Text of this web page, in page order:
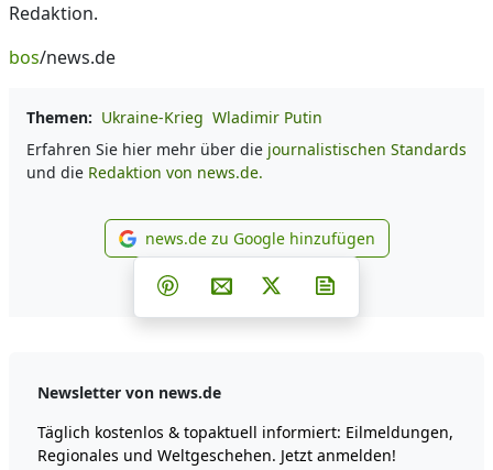
Redaktion.
bos/news.de
Themen: Ukraine-Krieg Wladimir Putin
Erfahren Sie hier mehr über die journalistischen Standards
und die Redaktion von news.de.
news.de zu Google
news.de zu Google hinzufügen
Teilen auf Facebook
Teilen auf Whatsapp
Teilen auf Telegram
Teilen auf Pinterest
Per E-Mail teilen
Post auf X
Newsletter von news.de
Täglich kostenlos & topaktuell informiert: Eilmeldungen,
Regionales und Weltgeschehen. Jetzt anmelden!